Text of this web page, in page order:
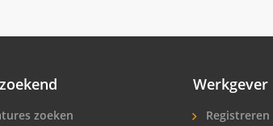
zoeken
Werkgever
Registreren